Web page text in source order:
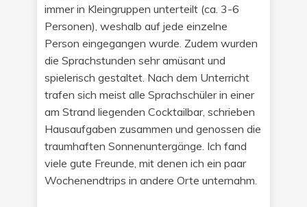
immer in Kleingruppen unterteilt (ca. 3-6
Personen), weshalb auf jede einzelne
Person eingegangen wurde. Zudem wurden
die Sprachstunden sehr amüsant und
spielerisch gestaltet. Nach dem Unterricht
trafen sich meist alle Sprachschüler in einer
am Strand liegenden Cocktailbar, schrieben
Hausaufgaben zusammen und genossen die
traumhaften Sonnenuntergänge. Ich fand
viele gute Freunde, mit denen ich ein paar
Wochenendtrips in andere Orte unternahm.